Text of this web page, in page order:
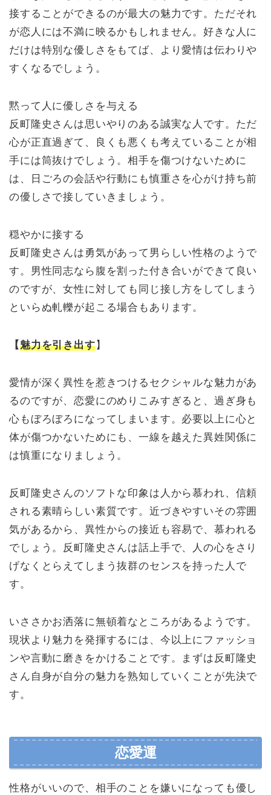
接することができるのが最大の魅力です。ただそれ
が恋人には不満に映るかもしれません。好きな人に
だけは特別な優しさをもてば、より愛情は伝わりや
すくなるでしょう。
黙って人に優しさを与える
反町隆史さんは思いやりのある誠実な人です。ただ
心が正直過ぎて、良くも悪くも考えていることが相
手には筒抜けでしょう。相手を傷つけないために
は、日ごろの会話や行動にも慎重さを心がけ持ち前
の優しさで接していきましょう。
穏やかに接する
反町隆史さんは勇気があって男らしい性格のようで
す。男性同志なら腹を割った付き合いができて良い
のですが、女性に対しても同じ接し方をしてしまう
といらぬ軋轢が起こる場合もあります。
【魅力を引き出す】
愛情が深く異性を惹きつけるセクシャルな魅力があ
るのですが、恋愛にのめりこみすぎると、過ぎ身も
心もぼろぼろになってしまいます。必要以上に心と
体が傷つかないためにも、一線を越えた異姓関係に
は慎重になりましょう。
反町隆史さんのソフトな印象は人から慕われ、信頼
される素晴らしい素質です。近づきやすいその雰囲
気があるから、異性からの接近も容易で、慕われる
でしょう。反町隆史さんは話上手で、人の心をさり
げなくとらえてしまう抜群のセンスを持った人で
す。
いささかお洒落に無頓着なところがあるようです。
現状より魅力を発揮するには、今以上にファッショ
ンや言動に磨きをかけることです。まずは反町隆史
さん自身が自分の魅力を熟知していくことが先決で
す。
恋愛運
性格がいいので、相手のことを嫌いになっても優し